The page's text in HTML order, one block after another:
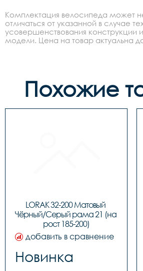
Комплектация велосипеда может
отличаться от указанной в случае
усовершенствования конструкции
модели. Цена на товар актуальна до
Похожие
LORAK 32-200 Матовый
Чёрный/Серый рама 21 (на
рост 185-200)
добавить в сравнение
Новинка